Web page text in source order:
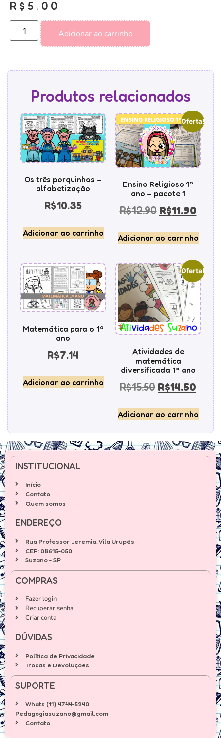
R$ 5.00
Adicionar ao carrinho
Produtos relacionados
Os três porquinhos –
alfabetização
R$10.35
Adicionar ao carrinho
Oferta!
Ensino Religioso 1º
ano – pacote 1
R$12.90 R$11.90
Adicionar ao carrinho
Matemática para o 1º
ano
R$7.14
Adicionar ao carrinho
Oferta!
Atividades de
matemática
diversificada 1º ano
R$15.50 R$14.50
Adicionar ao carrinho
INSTITUCIONAL
Início
Contato
Quem somos
ENDEREÇO
Rua Professor Jeremia, Vila Urupês
CEP: 08615-050
Suzano - SP
COMPRAS
Fazer login
Recuperar senha
Criar conta
DÚVIDAS
Política de Privacidade
Trocas e Devoluções
SUPORTE
Whats (11) 4744-5940
Pedagogiasuzano@gmail.com
Contato